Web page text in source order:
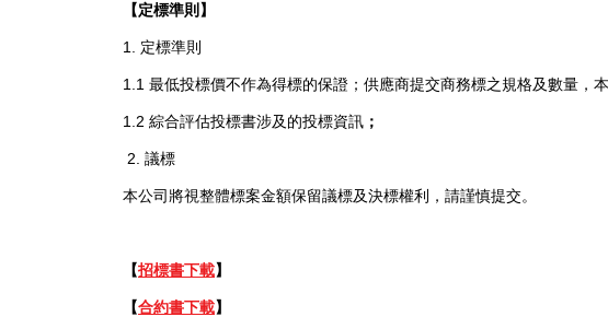
【定標準則】
1. 定標準則
1.1 最低投標價不作為得標的保證；供應商提交商務標之規格及數量，
1.2 綜合評估投標書涉及的投標資訊 ；
2. 議標
本公司將視整體標案金額保留議標及決標權利，請謹慎提交。
【招標書下載】
【合約書下載】